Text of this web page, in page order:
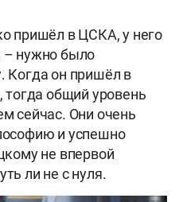
пришёл в ЦСКА, у него
– нужно было
Когда он пришёл в
тогда общий уровень
сейчас. Они очень
и успешно
не впервой
ли не с нуля.